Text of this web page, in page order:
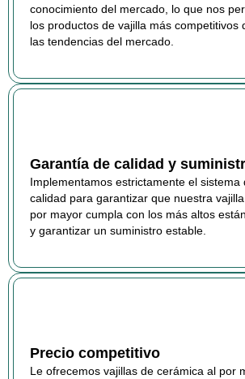
conocimiento del mercado, lo que nos
los productos de vajilla más competitivos
las tendencias del mercado.
Garantía de calidad y
Implementamos estrictamente el sistema
calidad para garantizar que nuestra
por mayor cumpla con los más altos
y garantizar un suministro estable.
Precio competitivo
Le ofrecemos vajillas de cerámica al por